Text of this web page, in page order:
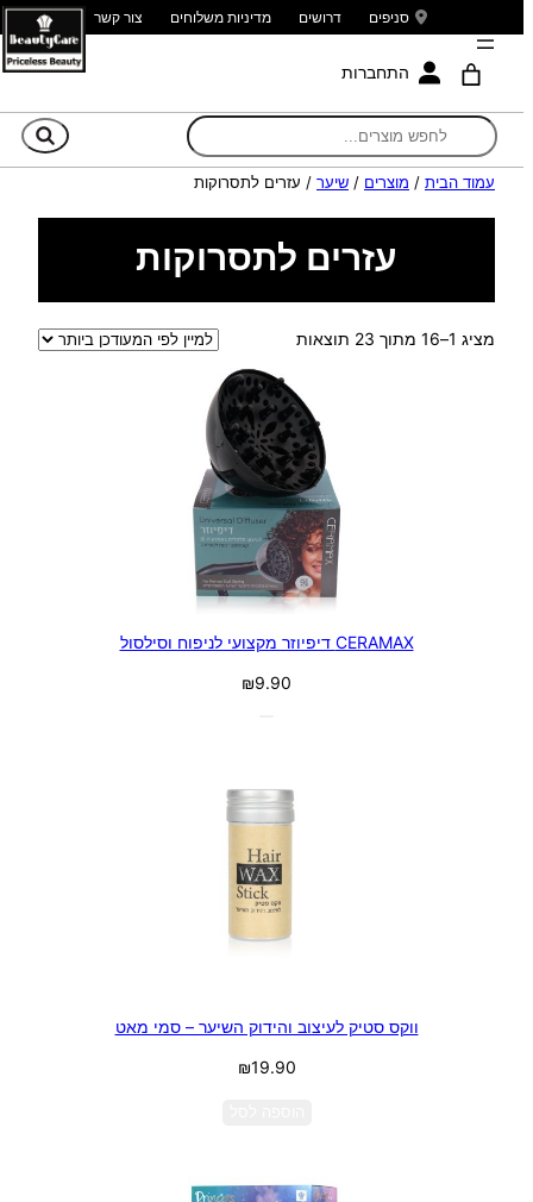
סניפים דרושים מדיניות משלוחים צור קשר
התחברות
עמוד הבית / מוצרים / שיער / עזרים לתסרוקות
עזרים לתסרוקות
מציג 1–16 מתוך 23 תוצאות
ממוין
הפריט
העדכני
ביותר
CERAMAX דיפיוזר מקצועי לניפוח וסילסול
₪9.90
ווקס סטיק לעיצוב והידוק השיער – סמי מאט
₪19.90